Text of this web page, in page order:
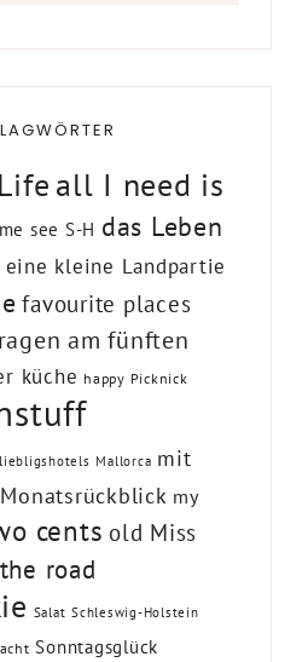
all I need is
see S-H das Leben
eine kleine Landpartie
favourite places
am fünften
küche happy Picknick
liebligshotels Mallorca mit
Monatsrückblick my
cents old Miss
road
Salat Schleswig-Holstein
Sonntagsglück